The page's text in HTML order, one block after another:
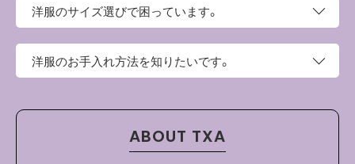
洋服のサイズ選びで困っています。
このページの上部にサイズという項目がございます。そち
らにサイズ表がございますので、お手持ちの洋服と比較し
洋服のお手入れ方法を知りたいです。
い。
・刺繍にアイロン掛けをする際は、らがわからあて布を両面
に当てておこなってください。
ABOUT TXA